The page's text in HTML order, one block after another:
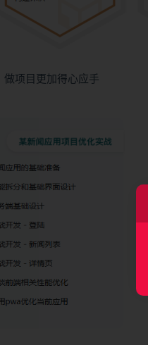
做项目更加得心应手